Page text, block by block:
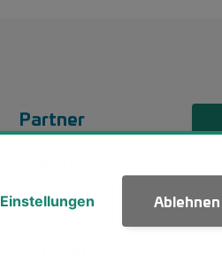
Footer Menü 2
Partner
Über uns
Ablehnen
Einstellungen